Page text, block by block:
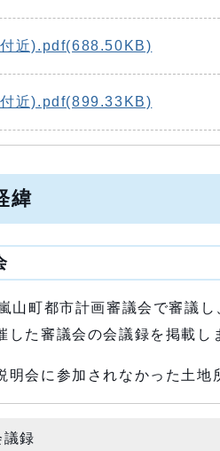
近).pdf(688.50KB)
近).pdf(899.33KB)
緯
山町都市計画審議会で審議
た審議会の会議録を掲載し
明会に参加されなかった土
議録